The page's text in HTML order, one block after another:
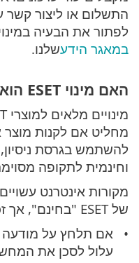
התשלום או ליצור קשר
לפתור את הבעיה
במאגר הידעשלנו.
האם מינוי ESET הוא בחינם?
להשתמש בגרסת
וחינמית לתקופה
מקורות אינטרנט
של ESET "בחינם", אך זכור:
עלול לסכן את